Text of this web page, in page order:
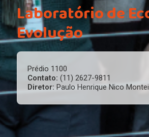
Laboratório de
Evolução
Prédio 1100
Contato: (11) 2627-9811
Diretor: Paulo Henrique Nico